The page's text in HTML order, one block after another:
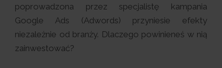
poprowadzona przez specjalistę kampania
Google Ads (Adwords) przyniesie efekty
niezależnie od branży. Dlaczego powinieneś w nią
zainwestować?